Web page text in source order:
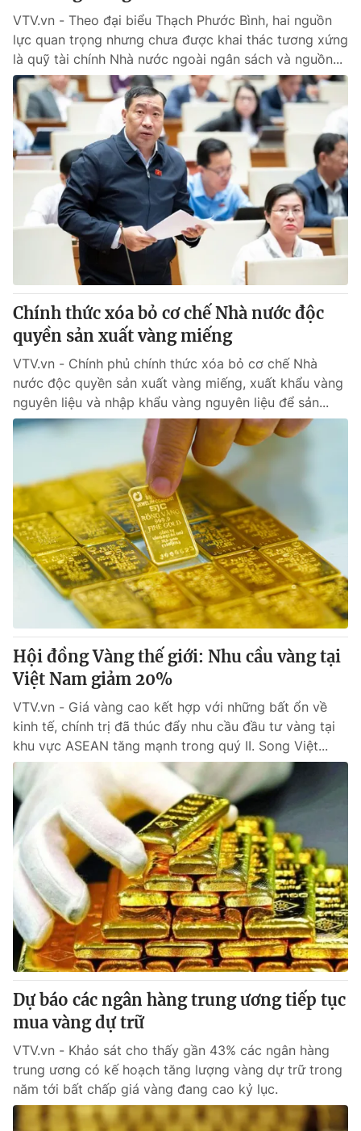
VTV.vn - Theo đại biểu Thạch Phước Bình, hai nguồn
lực quan trọng nhưng chưa được khai thác tương xứng
là quỹ tài chính Nhà nước ngoài ngân sách và nguồn...
Chính thức xóa bỏ cơ chế Nhà nước độc
quyền sản xuất vàng miếng
VTV.vn - Chính phủ chính thức xóa bỏ cơ chế Nhà
nước độc quyền sản xuất vàng miếng, xuất khẩu vàng
nguyên liệu và nhập khẩu vàng nguyên liệu để sản...
Hội đồng Vàng thế giới: Nhu cầu vàng tại
Việt Nam giảm 20%
VTV.vn - Giá vàng cao kết hợp với những bất ổn về
kinh tế, chính trị đã thúc đẩy nhu cầu đầu tư vàng tại
khu vực ASEAN tăng mạnh trong quý II. Song Việt...
Dự báo các ngân hàng trung ương tiếp tục
mua vàng dự trữ
VTV.vn - Khảo sát cho thấy gần 43% các ngân hàng
trung ương có kế hoạch tăng lượng vàng dự trữ trong
năm tới bất chấp giá vàng đang cao kỷ lục.